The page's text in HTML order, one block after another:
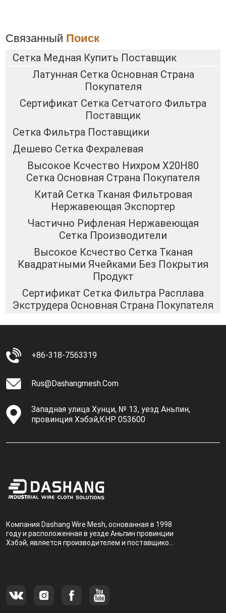
Связанный Поиск
Сетка Медная Купить Поставщик
Латунная Сетка Основная Страна
Покупателя
Сертификат Сетка Сетчатого Фильтра
Поставщик
Сетка Фильтра Поставщики
Дешево Сетка Фехралевая
Высокое Ксчество Нихром Х20Н80
Сетка Основная Страна Покупателя
Китай Сетка Тканая Фильтровая
Нержавеющая Экспортер
Частично Рифленая Нержавеющая
Сетка Производители
Высокое Ксчество Сетка Тканая
Квадратными Ячейками Без Покрытия
Продукт
Сертификат Сетка Фильтра Расплава
Экструдера Основная Страна Покупателя
+86-318-7563319
Rus@dashangmesh.com
Западная улица Хунци, № 13, уезд Аньпин,
провинция Хэбэй,КНР. 053600
Компания Dashang Wire Mesh, основанная в 1998
году и расположенная в уезде Аньпин провинции
Хэбэй, является производителем и поставщиком,